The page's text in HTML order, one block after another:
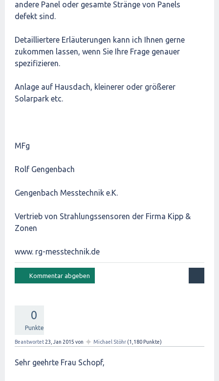
andere Panel oder gesamte Stränge von Panels
defekt sind.
Detailliertere Erläuterungen kann ich Ihnen gerne
zukommen lassen, wenn Sie Ihre Frage genauer
spezifizieren.
Anlage auf Hausdach, kleinerer oder größerer
Solarpark etc.
MFg
Rolf Gengenbach
Gengenbach Messtechnik e.K.
Vertrieb von Strahlungssensoren der Firma Kipp &
Zonen
www. rg-messtechnik.de
0
Punkte
Beantwortet 23, Jan 2015 von ✦ Michael Stöhr (1,180 Punkte)
Sehr geehrte Frau Schopf,